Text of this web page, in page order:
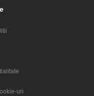
uri